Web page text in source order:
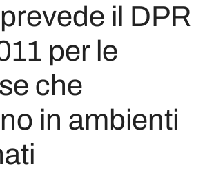
il DPR
per le
che
in ambienti